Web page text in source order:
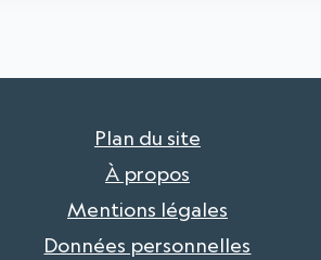
Plan du site
À propos
Mentions légales
Données personnelles